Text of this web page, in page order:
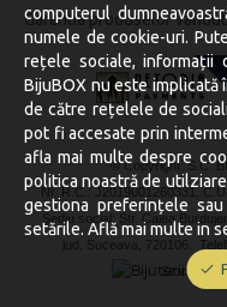
Garantia produselor
© Copyright S.C.
Nr. R.C.: J2019001260331,
Sediu social: Str. Calea
jud. Suceava, 720106.
Stocurile
computerul
numele de cookie-uri.
rețele sociale, informații
BijuBOX nu este
de către rețelele de
pot fi accesate prin
afla mai multe despre
politica noastră de
gestiona preferințele
setările. Află mai multe in